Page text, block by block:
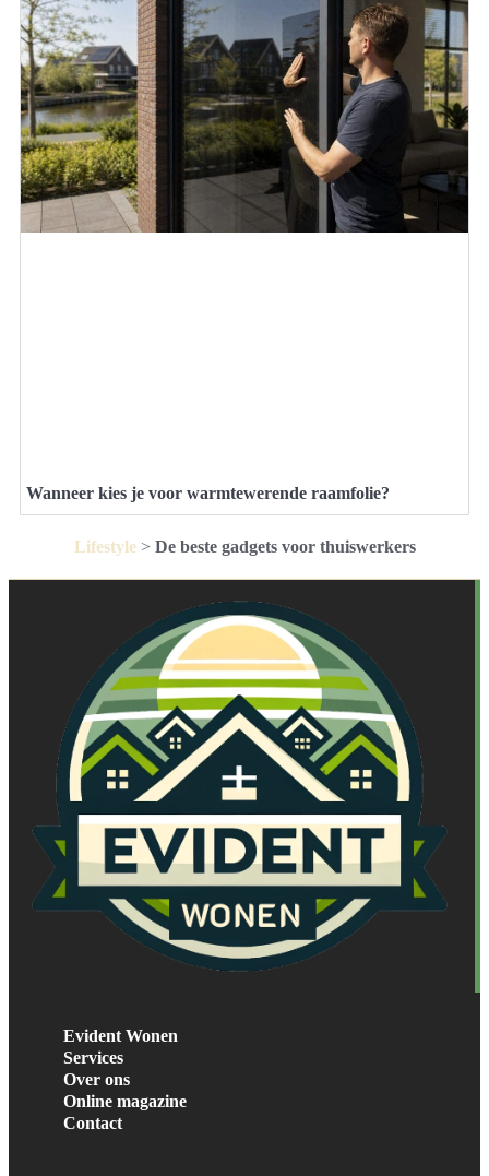
Wanneer kies je voor warmtewerende raamfolie?
Lifestyle> De beste gadgets voor thuiswerkers
Evident Wonen
Services
Over ons
Online magazine
Contact